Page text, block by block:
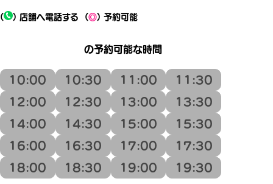
( ) 店舗へ電話する (◎) 予約可能
の予約可能な時間
10:00 10:30 11:00
11:30
12:00
12:30 13:00
13:30
14:00
14:30 15:00
15:30
16:00
16:30 17:00
17:30
18:00
18:30 19:00 19:30